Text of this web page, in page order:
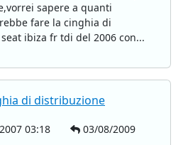
sapere a quanti
fare la cinghia di
ibiza fr tdi del 2006 con...
di distribuzione
03:18
03/08/2009